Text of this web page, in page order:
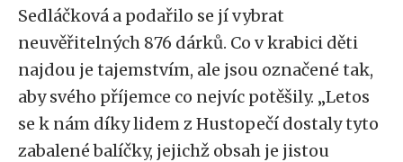
Sedláčková a podařilo se jí vybrat
neuvěřitelných 876 dárků. Co v krabici děti
najdou je tajemstvím, ale jsou označené tak,
aby svého příjemce co nejvíc potěšily. „Letos
se k nám díky lidem z Hustopečí dostaly tyto
zabalené balíčky, jejichž obsah je jistou